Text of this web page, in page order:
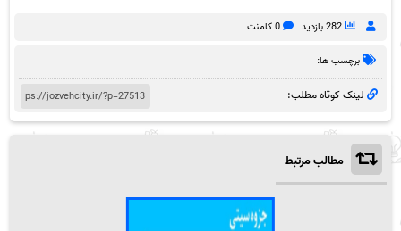
282 بازدید 0 کامنت
برچسب ها:
لینک کوتاه مطلب:
مطالب مرتبط